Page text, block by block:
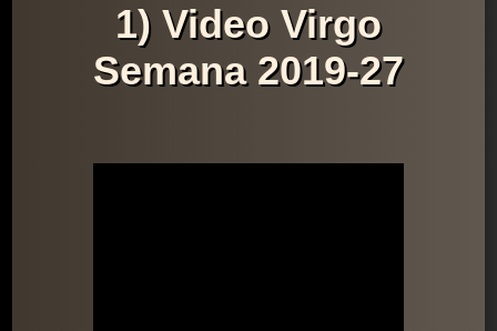
1) Video Virgo
Semana 2019-27